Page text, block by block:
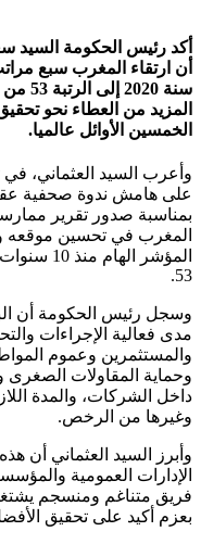
أكد رئيس الحكومة السيد
أن ارتقاء المغرب سبع
المزيد من العطاء نحو
الخمسين الأوائل عالميا.
وأعرب السيد العثماني، في
على هامش ندوة صحفية
المغرب في تحسين موقعه
53.
وسجل رئيس الحكومة أن
مدى فعالية الإجراءات
والمستثمرين وعموم
وحماية المقاولات الصغرى
داخل الشركات، والمدة
وغيرها من الرخص.
وأبرز السيد العثماني أن
الإدارات العمومية
فريق متناغم ومنسجم
بعزم أكيد على تحقيق